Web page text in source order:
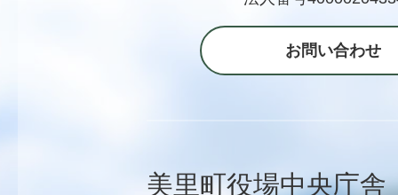
お問い合わせ
美里町役場中央庁舎